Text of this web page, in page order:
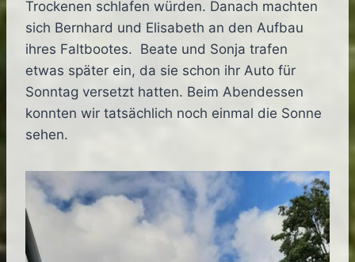
Trockenen schlafen würden. Danach machten
sich Bernhard und Elisabeth an den Aufbau
ihres Faltbootes. Beate und Sonja trafen
etwas später ein, da sie schon ihr Auto für
Sonntag versetzt hatten. Beim Abendessen
konnten wir tatsächlich noch einmal die Sonne
sehen.